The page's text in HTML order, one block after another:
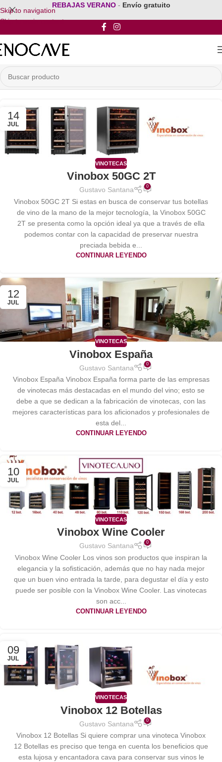
Skip to navigation
Skip to main content
REBAJAS VERANO - Envío gratuito
14
JUL
VINOTECAS
Vinobox 50GC 2T
Gustavo Santana 0
Vinobox 50GC 2T Si estas en busca de conservar tus botellas
de vino de la mano de la mejor tecnología, la Vinobox 50GC
2T se presenta como la opción ideal ya que a través de ella
podemos contar con la capacidad de preservar nuestra
preciada bebida e...
CONTINUAR LEYENDO
12
JUL
VINOTECAS
Vinobox España
Gustavo Santana 0
Vinobox España Vinobox España forma parte de las empresas
de vinotecas más destacadas en el mundo del vino; esto se
debe a que se dedican a la fabricación de vinotecas, con las
mejores características para los aficionados y profesionales de
esta del...
CONTINUAR LEYENDO
10
JUL
VINOTECAS
Vinobox Wine Cooler
Gustavo Santana 0
Vinobox Wine Cooler Los vinos son productos que inspiran la
elegancia y la sofisticación, además que no hay nada mejor
que un buen vino entrada la tarde, para degustar el día y esto
puede ser posible con la Vinobox Wine Cooler. Las vinotecas
son acc...
CONTINUAR LEYENDO
09
JUL
VINOTECAS
Vinobox 12 Botellas
Gustavo Santana 0
Vinobox 12 Botellas Si quiere comprar una vinoteca Vinobox
12 Botellas es preciso que tenga en cuenta los beneficios que
esta lujosa y encantadora cava para conservar sus vinos le